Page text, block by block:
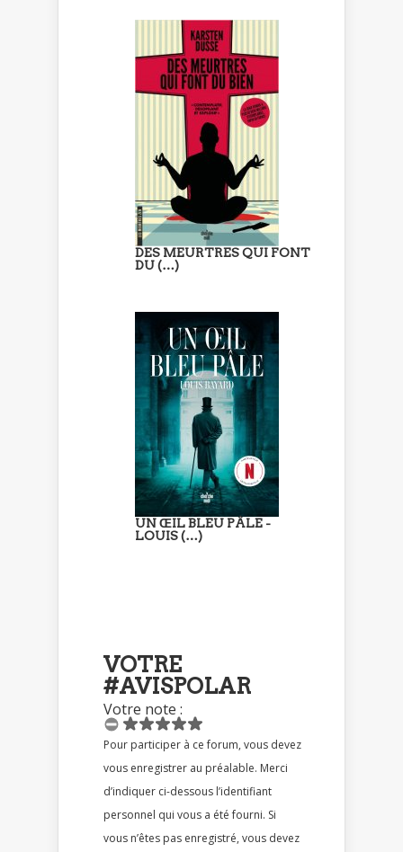
DES MEURTRES QUI FONT
DU (…)
UN ŒIL BLEU PÂLE -
LOUIS (…)
VOTRE
#AVISPOLAR
Votre note :
Pour participer à ce forum, vous devez
vous enregistrer au préalable. Merci
d’indiquer ci-dessous l’identifiant
personnel qui vous a été fourni. Si
vous n’êtes pas enregistré, vous devez